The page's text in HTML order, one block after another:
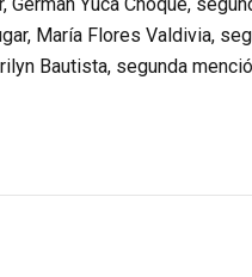
María Flores Valdivia,
Bautista, segunda